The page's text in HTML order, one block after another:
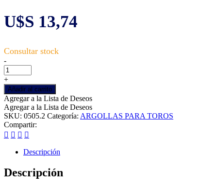
U$S 13,74
Argolla
de
bronce
p/terneros
47
x
8
mm.,
removible
cantidad
-
+
Añadir al carrito
Agregar a la Lista de Deseos
Agregar a la Lista de Deseos
SKU: 0505.2 Categoría: ARGOLLAS PARA TOROS
Compartir:
Descripción
Descripción